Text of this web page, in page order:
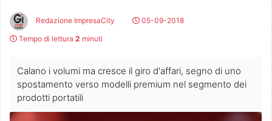
Redazione ImpresaCity
05-09-2018
Tempo di lettura 2 minuti
Calano i volumi ma cresce il giro d'affari, segno di uno
spostamento verso modelli premium nel segmento dei
prodotti portatili